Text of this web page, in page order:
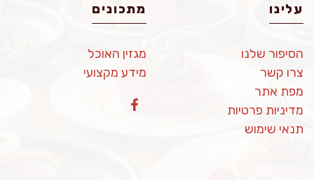
עלינו
הסיפור שלנו
צרו קשר
מפת אתר
מדיניות פרטיות
תנאי שימוש
מתכונים
מגזין האוכל
מידע מקצועי